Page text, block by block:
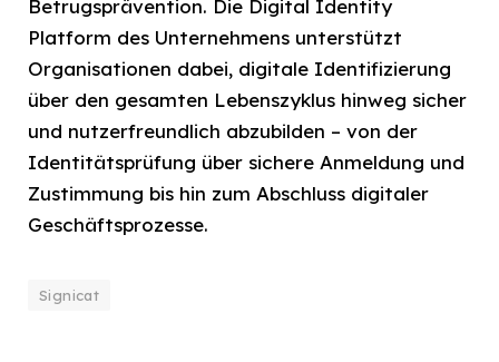
Betrugsprävention. Die Digital Identity
Platform des Unternehmens unterstützt
Organisationen dabei, digitale Identifizierung
über den gesamten Lebenszyklus hinweg sicher
und nutzerfreundlich abzubilden – von der
Identitätsprüfung über sichere Anmeldung und
Zustimmung bis hin zum Abschluss digitaler
Geschäftsprozesse.
Signicat